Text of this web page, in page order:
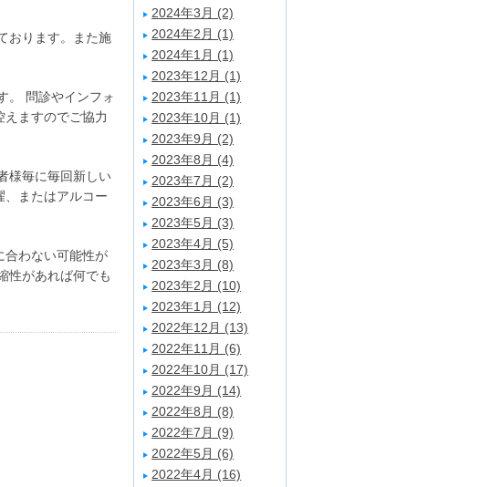
おります。また施
。 問診やインフォ
ますのでご協力
様毎に毎回新しい
、またはアルコー
合わない可能性が
性があれば何でも
2024年3月 (2)
2024年2月 (1)
2024年1月 (1)
2023年12月 (1)
2023年11月 (1)
2023年10月 (1)
2023年9月 (2)
2023年8月 (4)
2023年7月 (2)
2023年6月 (3)
2023年5月 (3)
2023年4月 (5)
2023年3月 (8)
2023年2月 (10)
2023年1月 (12)
2022年12月 (13)
2022年11月 (6)
2022年10月 (17)
2022年9月 (14)
2022年8月 (8)
2022年7月 (9)
2022年5月 (6)
2022年4月 (16)